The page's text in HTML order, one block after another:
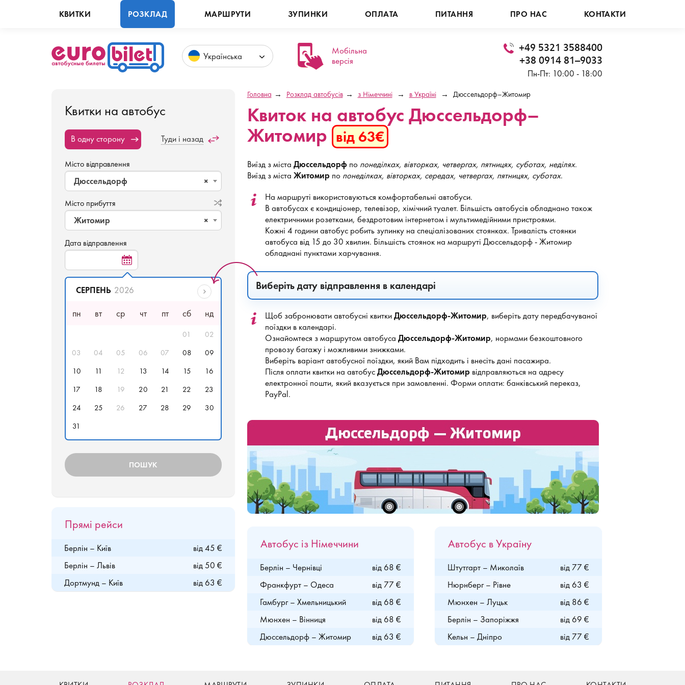
КВИТКИ РОЗКЛАД МАРШРУТИ ЗУПИНКИ ОПЛАТА ПИТАННЯ ПРО НАС КОНТАКТИ
Українська
Мобільна
версія
+49 5321 3588400
+38 0914 81–9033
Пн-Пт: 10:00 - 18:00
Квитки на автобус
В одну сторону Туди і назад
Місто відправлення
×
Дюссельдорф
Місто прибуття
×
Житомир
Дата відправлення
СЕРПЕНЬ 2026
пн вт ср чт пт сб нд
01
02
03
04 05 06 07 08
09
10
11 12 13 14 15
16
17
18 19 20 21 22
23
24
25 26 27 28 29
30
31
Прямі рейси
Берлін – Київ
від 45 €
Берлін – Львів
від 50 €
Дортмунд – Київ
від 63 €
Головна Розклад автобусів з Німеччині в Україні Дюссельдорф–Житомир
Квиток на автобус Дюссельдорф–
Житомир від 63€
Виїзд з міста Дюссельдорф по понеділках, вівторках, четвергах, пятницях, суботах, неділях.
Виїзд з міста Житомир по понеділках, вівторках, середах, четвергах, пятницях, суботах.
На маршруті використовуються комфортабельні автобуси.
В автобусах є кондиціонер, телевізор, хімічний туалет. Більшість автобусів обладнано також
електричними розетками, бездротовим інтернетом і мультимедійними пристроями.
Кожні 4 години автобус робить зупинку на спеціалізованих стоянках. Тривалість стоянки
автобуса від 15 до 30 хвилин. Більшість стоянок на маршруті Дюссельдорф - Житомир
обладнані пунктами харчування.
Виберіть дату відправлення в календарі
Щоб забронювати автобусні квиткиДюссельдорф-Житомир, виберіть дату передбачуваної
поїздки в календарі.
Ознайомтеся з маршрутом автобуса Дюссельдорф-Житомир, нормами безкоштовного
провозу багажу і можливими знижками.
Виберіть варіант автобусної поїздки, який Вам підходить і внесіть дані пасажира.
Після оплати квитки на автобусДюссельдорф-Житомир відправляються на адресу
електронної пошти, який вказується при замовленні. Форми оплати: банківський переказ,
PayPal.
Автобус із Німеччини
Берлін – Чернівці
від 68 €
Франкфурт – Одеса
від 77 €
Гамбург – Хмельницький
від 68 €
Мюнхен – Вінниця
від 68 €
Дюссельдорф – Житомир
від 63 €
Автобус в Україну
Штутгарт – Миколаїв
від 77 €
Нюрнберг – Рівне
від 63 €
Мюнхен – Луцьк
від 86 €
Берлін – Запоріжжя
від 69 €
Кельн – Дніпро
від 77 €